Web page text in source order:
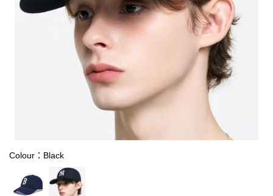
Colour：Black